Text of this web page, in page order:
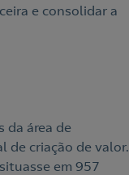
e consolidar a
da área de
de criação de valor.
em 957